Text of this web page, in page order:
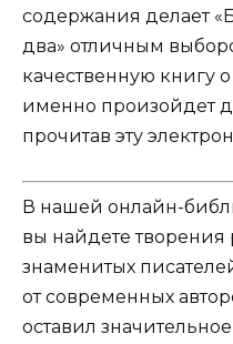
содержания делает
два» отличным
качественную книгу
именно произойдет
прочитав эту
В нашей онлайн-
вы найдете творения
знаменитых
от современных
оставил